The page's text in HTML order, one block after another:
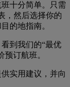
十分简单。只需
，然后选择你的
的地指南。
到我们的“最优
订航班。
实用建议，并向